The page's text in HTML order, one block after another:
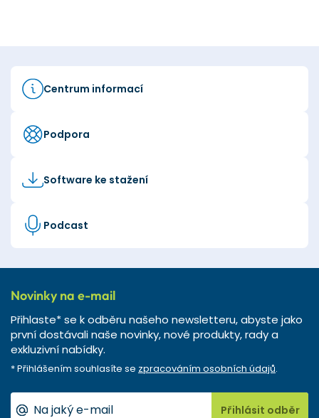
Centrum informací
Podpora
Software ke stažení
Podcast
Novinky na e-mail
Přihlaste* se k odběru našeho newsletteru, abyste jako
první dostávali naše novinky, nové produkty, rady a
exkluzivní nabídky.
* Přihlášením souhlasíte se zpracováním osobních údajů.
Přihlásit odběr